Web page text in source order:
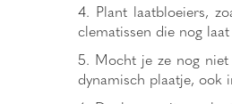
4. Plant laatbloeiers,
clematissen die nog
5. Mocht je ze nog niet
dynamisch plaatje, ook